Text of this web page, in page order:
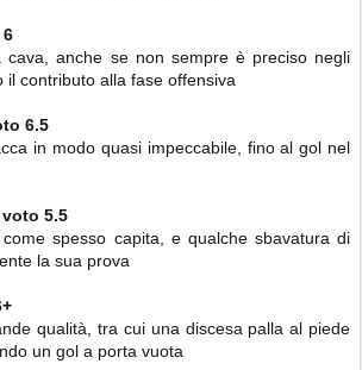
6
cava, anche se non sempre è preciso negli
il contributo alla fase offensiva
6.5
in modo quasi impeccabile, fino al gol nel
voto 5.5
spesso capita, e qualche sbavatura di
la sua prova
qualità, tra cui una discesa palla al piede
un gol a porta vuota